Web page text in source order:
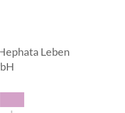
Leben